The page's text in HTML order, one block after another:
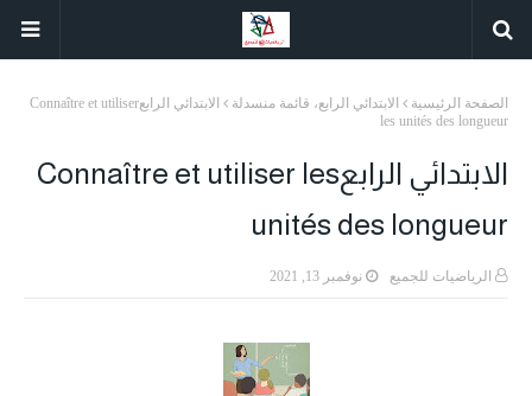
الصفحة الرئيسية الابتدائي الرابع، قائمة منسدلة
الابتدائي الرابعConnaître et utiliser
les unités des longueur
الابتدائي الرابعConnaître et utiliser les
unités des longueur
الرياضيات للجميع نوفمبر 13, 2021